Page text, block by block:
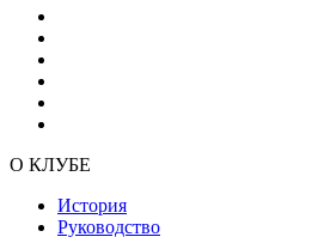
О КЛУБЕ
История
Руководство